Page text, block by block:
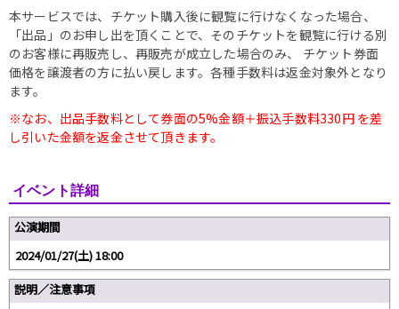
本サービスでは、チケット購入後に観覧に行けなくなった場合、
「出品」のお申し出を頂くことで、そのチケットを観覧に行ける別
のお客様に再販売し、再販売が成立した場合のみ、 チケット券面
価格を譲渡者の方に払い戻します。各種手数料は返金対象外となり
ます。
※なお、出品手数料として券面の5%金額＋振込手数料330円 を差
し引いた金額を返金させて頂きます。
イベント詳細
公演期間
2024/01/27(土) 18:00
説明／注意事項